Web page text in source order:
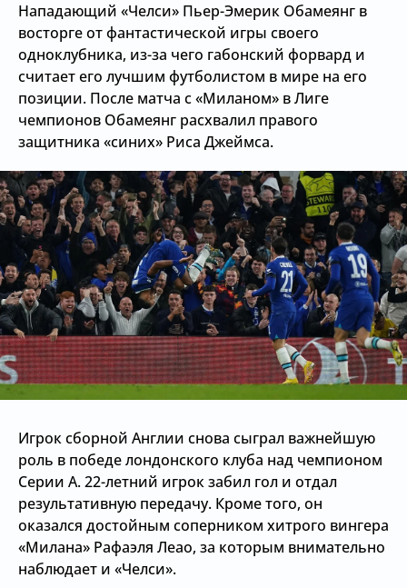
Нападающий «Челси» Пьер-Эмерик Обамеянг в
восторге от фантастической игры своего
одноклубника, из-за чего габонский форвард и
считает его лучшим футболистом в мире на его
позиции. После матча с «Миланом» в Лиге
чемпионов Обамеянг расхвалил правого
защитника «синих» Риса Джеймса.
Игрок сборной Англии снова сыграл важнейшую
роль в победе лондонского клуба над чемпионом
Серии А. 22-летний игрок забил гол и отдал
результативную передачу. Кроме того, он
оказался достойным соперником хитрого вингера
«Милана» Рафаэля Леао, за которым внимательно
наблюдает и «Челси».
О сайте
Контакты